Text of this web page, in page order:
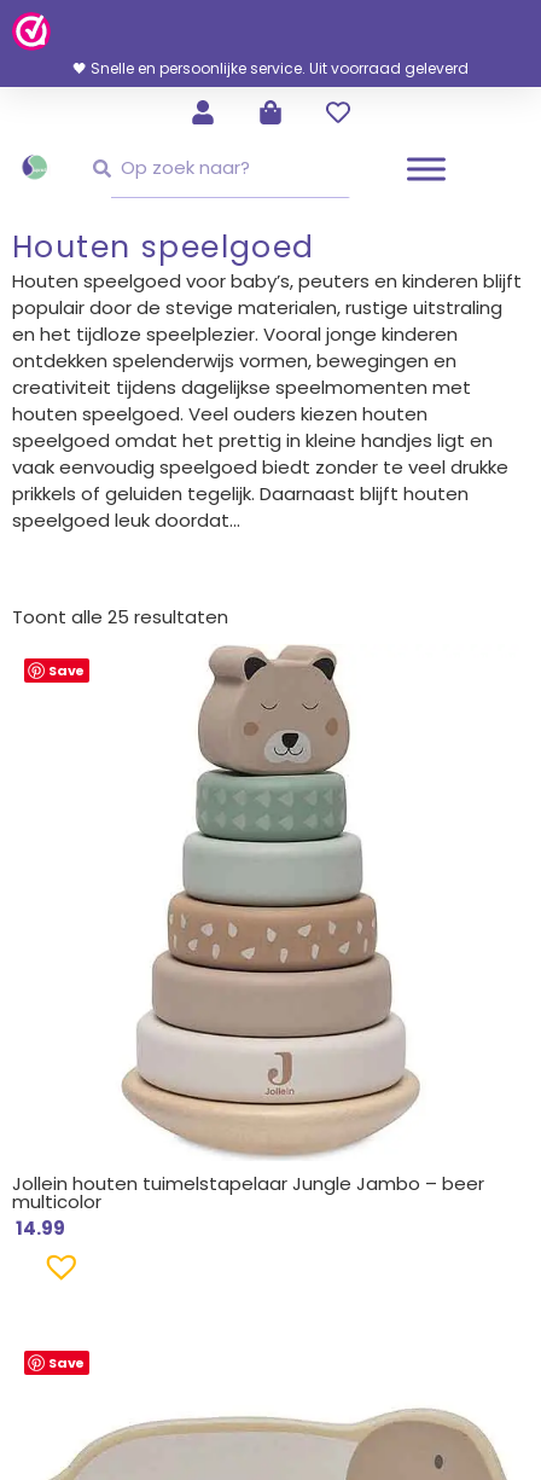
Ga
Naar
Inhoud
🖤 Snelle en persoonlijke service. Uit voorraad geleverd
Houten speelgoed
Houten speelgoed voor baby’s, peuters en kinderen blijft
populair door de stevige materialen, rustige uitstraling
en het tijdloze speelplezier. Vooral jonge kinderen
ontdekken spelenderwijs vormen, bewegingen en
creativiteit tijdens dagelijkse speelmomenten met
houten speelgoed. Veel ouders kiezen houten
speelgoed omdat het prettig in kleine handjes ligt en
vaak eenvoudig speelgoed biedt zonder te veel drukke
prikkels of geluiden tegelijk. Daarnaast blijft houten
speelgoed leuk doordat...
Toont alle 25 resultaten
Save
Jollein houten tuimelstapelaar Jungle Jambo – beer
multicolor
14.99
Save